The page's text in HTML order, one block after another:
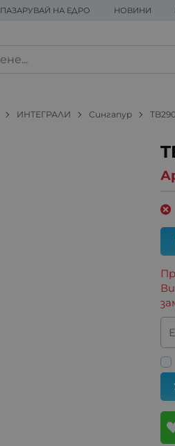
ПАЗАРУВАЙ НА ЕДРО НОВИНИ
ИНТЕГРАЛИ Сингапур